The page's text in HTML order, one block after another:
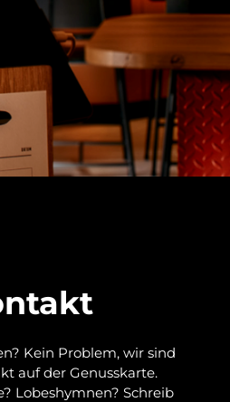
Kein Problem, wir sind
auf der Genusskarte.
Lobeshymnen? Schreib